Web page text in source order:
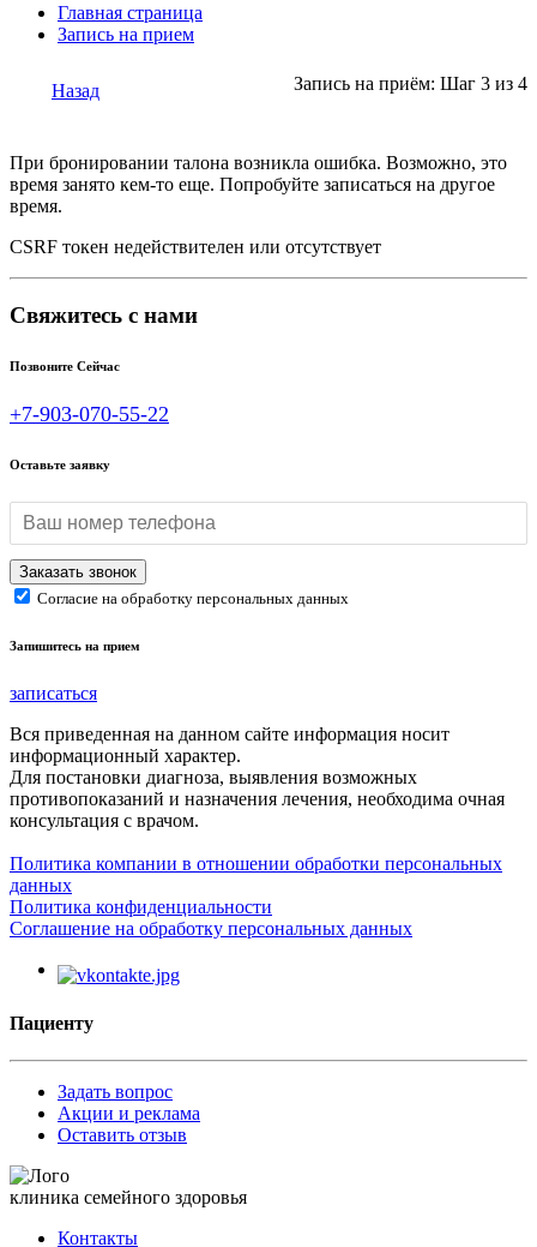
Главная страница
Запись на прием
Назад Запись на приём: Шаг 3 из 4
При бронировании талона возникла ошибка. Возможно, это
время занято кем-то еще. Попробуйте записаться на другое
время.
CSRF токен недействителен или отсутствует
Свяжитесь с нами
Позвоните Сейчас
+7-903-070-55-22
Оставьте заявку
Согласие на обработку персональных данных
Запишитесь на прием
записаться
Вся приведенная на данном сайте информация носит
информационный характер.
Для постановки диагноза, выявления возможных
противопоказаний и назначения лечения, необходима очная
консультация с врачом.
Политика компании в отношении обработки персональных
данных
Политика конфиденциальности
Соглашение на обработку персональных данных
Пациенту
Задать вопрос
Акции и реклама
Оставить отзыв
клиника семейного здоровья
Контакты